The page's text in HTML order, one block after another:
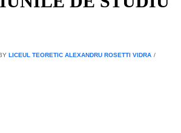
LICEUL TEORETIC ALEXANDRU ROSETTI VIDRA /